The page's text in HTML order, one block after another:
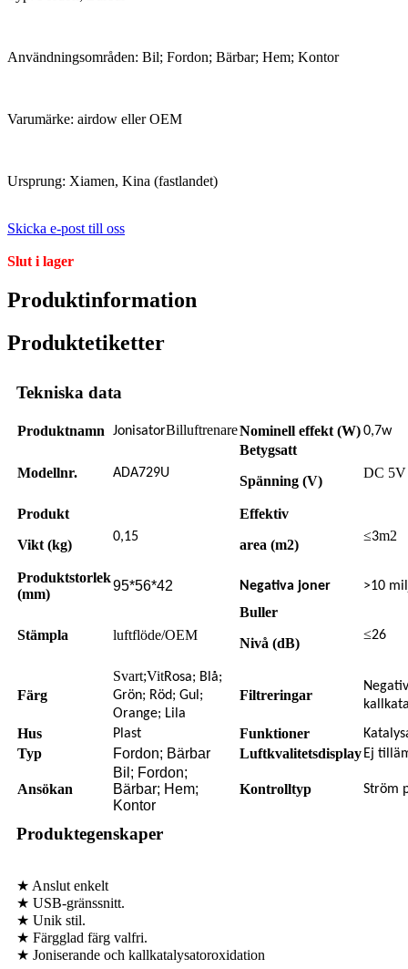
Användningsområden: Bil; Fordon; Bärbar; Hem; Kontor
Varumärke: airdow eller OEM
Ursprung: Xiamen, Kina (fastlandet)
Skicka e-post till oss
Slut i lager
Produktinformation
Produktetiketter
Tekniska data
Produktnamn JonisatorBilluftrenareNominell effekt (W)0,7w
Modellnr. ADA729U
Betygsatt
Spänning (V)
DC 5V
Produkt
Vikt (kg)
0,15
Effektiv
area (m2)
≤3m2
Produktstorlek
(mm)
95*56*42 Negativa joner >10
Stämpla luftflöde/OEM
Buller
Nivå (dB)
≤26
Färg
Svart;VitRosa; Blå;
Grön; Röd; Gul;
Orange; Lila
Filtreringar
Hus Plast Funktioner
Typ Fordon; Bärbar Luftkvalitetsdisplay Ej
Ansökan
Bil; Fordon;
Bärbar; Hem;
Kontor
Kontrolltyp Ström
Produktegenskaper
★ Anslut enkelt
★ USB-gränssnitt.
★ Unik stil.
★ Färgglad färg valfri.
★ Joniserande och kallkatalysatoroxidation